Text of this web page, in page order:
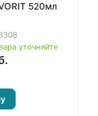
520мл
уточняйте